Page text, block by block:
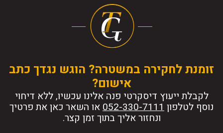
זומנת לחקירה במשטרה? הוגש נגדך כתב
אישום?
לקבלת ייעוץ דיסקרטי פנה אלינו עכשיו, ללא דיחוי
נוסף לטלפון או השאר כאן את פרטיך
ונחזור אליך בתוך זמן קצר.